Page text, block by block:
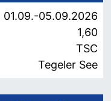
01.09.-05.09.2026
1,60
TSC
Tegeler See